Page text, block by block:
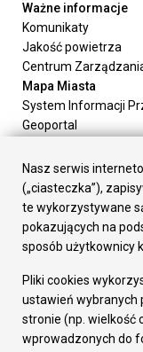
Ważne informacje
Komunikaty
Jakość powietrza
Centrum
Mapa Miasta
System Informacji
Geoportal
Załatw sprawę
Prezydent Miasta
Rada Miasta
Wydziały
Elektroniczna
Gospodarka
Fundusze
Środki krajowe
Oferty inwestycyjne
Nasz serwis
(„ciasteczka”),
te wykorzystywane
pokazujących na
sposób użytkownicy
Pliki cookies
ustawień wybranych
stronie (np. wielkość
wprowadzonych do